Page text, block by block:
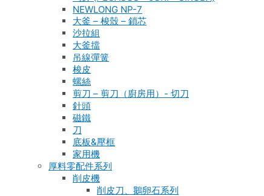
NEWLONG NP-7
大釜 – 梭殼 – 鎖芯
沙拉組
大釜擋
吊線彈簧
梭皮
螺絲
剪刀 – 剪刀（廚房用）- 切刀
針頭
磁鐵
刀
底板&壓框
家用機
厚料零配件系列
削皮機
削皮刀、鵝卵石系列